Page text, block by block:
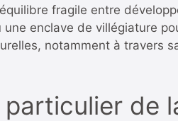
fragile entre
une enclave de villégiature
notamment à travers
de